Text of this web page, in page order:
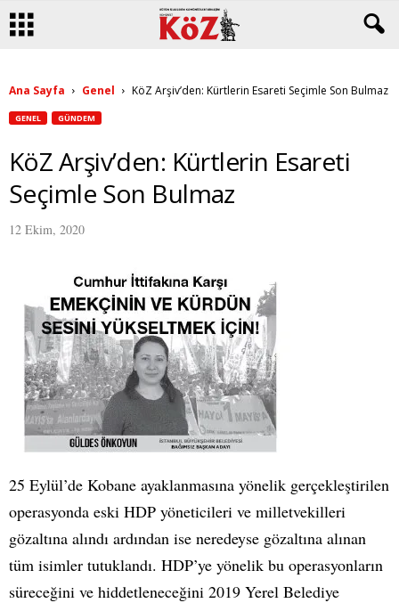
Ana Sayfa Genel KöZ Arşiv’den: Kürtlerin Esareti Seçimle Son Bulmaz
GENEL GÜNDEM
KöZ Arşiv’den: Kürtlerin Esareti
Seçimle Son Bulmaz
12 Ekim, 2020
25 Eylül’de Kobane ayaklanmasına yönelik gerçekleştirilen
operasyonda eski HDP yöneticileri ve milletvekilleri
gözaltına alındı ardından ise neredeyse gözaltına alınan
tüm isimler tutuklandı. HDP’ye yönelik bu operasyonların
süreceğini ve hiddetleneceğini 2019 Yerel Belediye